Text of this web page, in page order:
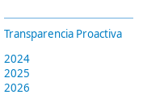
Transparencia Proactiva
2024
2025
2026